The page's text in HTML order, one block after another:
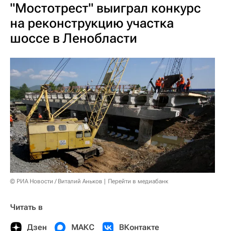
"Мостотрест" выиграл конкурс
на реконструкцию участка
шоссе в Ленобласти
© РИА Новости / Виталий Аньков Перейти в медиабанк
Читать в
Дзен МАКС ВКонтакте